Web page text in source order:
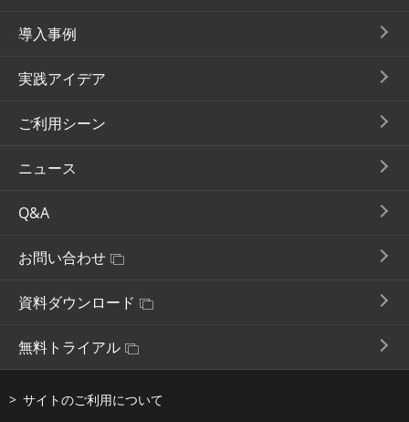
導入事例
実践アイデア
ご利用シーン
ニュース
Q&A
お問い合わせ
資料ダウンロード
無料トライアル
サイトのご利用について